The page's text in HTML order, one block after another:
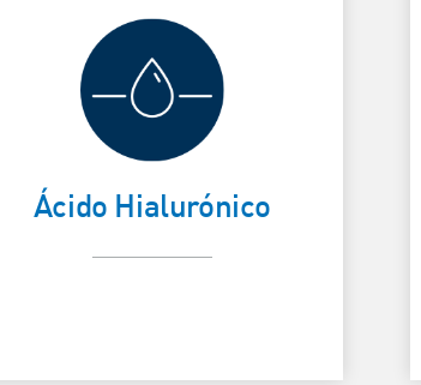
Ácido Hialurónico
Ajuda a reter
a hidratação
natural da
pele